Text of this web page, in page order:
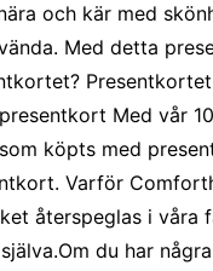
och kär med
Med detta
Med vår
köpts med
Varför
återspeglas i
du har